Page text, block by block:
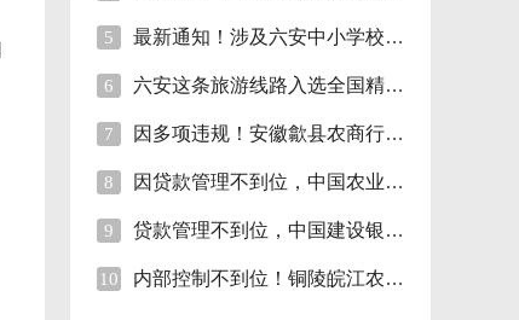
5 最新通知！涉及六安中小学校伙食费
6 六安这条旅游线路入选全国精品!
7 因多项违规！安徽歙县农商行合计被罚110万
8 因贷款管理不到位，中国农业银行砀山支行被
9 贷款管理不到位，中国建设银行股份砀山支行
10 内部控制不到位！铜陵皖江农村商行被罚35万